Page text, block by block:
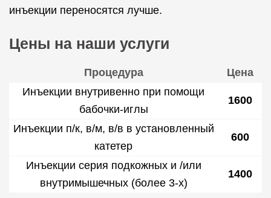
инъекции переносятся лучше.
Цены на наши услуги
Процедура
Цена
Инъекции внутривенно при помощи
бабочки-иглы
1600
Инъекции п/к, в/м, в/в в установленный
катетер
600
Инъекции серия подкожных и /или
внутримышечных (более 3-х)
1400